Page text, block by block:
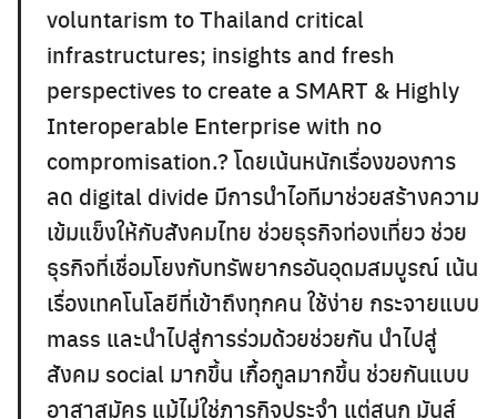
voluntarism to Thailand critical
infrastructures; insights and fresh
perspectives to create a SMART & Highly
Interoperable Enterprise with no
compromisation.? โดยเน้นหนักเรื่องของการ
ลด digital divide มีการนำไอทีมาช่วยสร้างความ
เข้มแข็งให้กับสังคมไทย ช่วยธุรกิจท่องเที่ยว ช่วย
ธุรกิจที่เชื่อมโยงกับทรัพยากรอันอุดมสมบูรณ์ เน้น
เรื่องเทคโนโลยีที่เข้าถึงทุกคน ใช้ง่าย กระจายแบบ
mass และนำไปสู่การร่วมด้วยช่วยกัน นำไปสู่
สังคม social มากขึ้น เกื้อกูลมากขึ้น ช่วยกันแบบ
อาสาสมัคร แม้ไม่ใช่ภารกิจประจำ แต่สนุก มันส์